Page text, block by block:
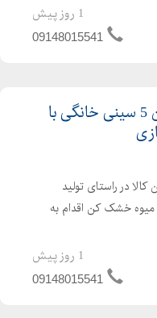
سازی تفاله و تخم گوجه از
صورت نیاز کشاورزان
1 روز پیش
09148015541
خشک کن 5 سینی خانگی با
کالا در راستای تولید
خشک کن اقدام به
میوه را در خانه حل
خشک کن میوه مناسب
1 روز پیش
09148015541